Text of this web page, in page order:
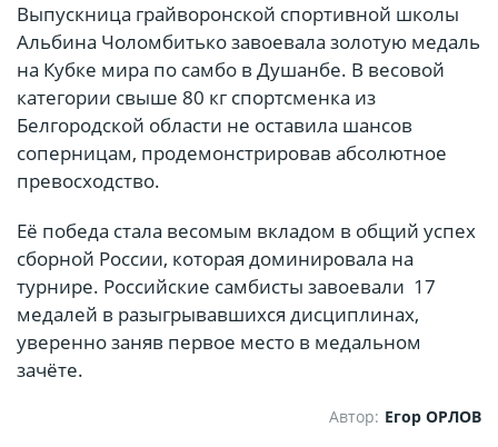
Выпускница грайворонской спортивной школы
Альбина Чоломбитько завоевала золотую медаль
на Кубке мира по самбо в Душанбе. В весовой
категории свыше 80 кг спортсменка из
Белгородской области не оставила шансов
соперницам, продемонстрировав абсолютное
превосходство.
Её победа стала весомым вкладом в общий успех
сборной России, которая доминировала на
турнире. Российские самбисты завоевали 17
медалей в разыгрывавшихся дисциплинах,
уверенно заняв первое место в медальном
зачёте.
Автор: Егор ОРЛОВ